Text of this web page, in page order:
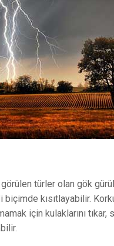
türler olan gök
biçimde kısıtlayabilir.
için kulaklarını